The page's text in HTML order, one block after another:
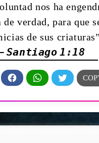
nos ha
verdad, para que
de sus criaturas”
Santiago 1:18